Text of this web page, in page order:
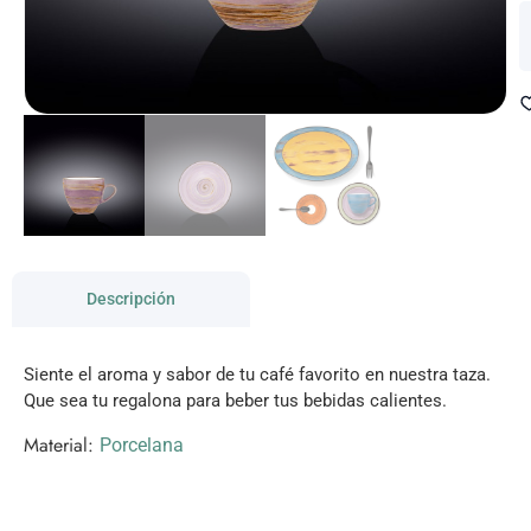
Descripción
Siente el aroma y sabor de tu café favorito en nuestra taza.
Que sea tu regalona para beber tus bebidas calientes.
Material: Porcelana